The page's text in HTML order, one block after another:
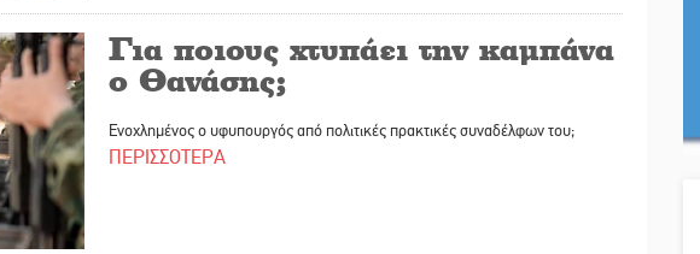
Για ποιους χτυπάει την καμπάνα
ο Θανάσης;
Ενοχλημένος ο υφυπουργός από πολιτικές πρακτικές συναδέλφων του;
ΠΕΡΙΣΣΟΤΕΡΑ